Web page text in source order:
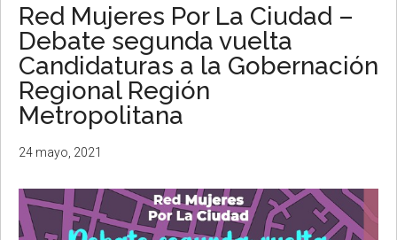
Red Mujeres Por La Ciudad –
Debate segunda vuelta
Candidaturas a la Gobernación
Regional Región
Metropolitana
24 mayo, 2021